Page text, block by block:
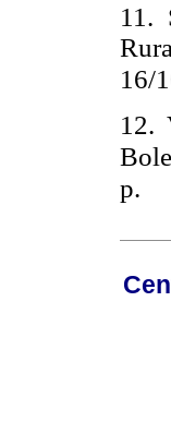
11.
16/
12.
p.